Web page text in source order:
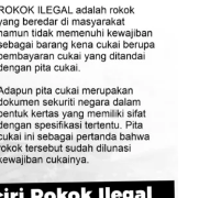
peserta tercatat
masih terdapat
faktor,
ujar Pujo dalam
Selasa, 4